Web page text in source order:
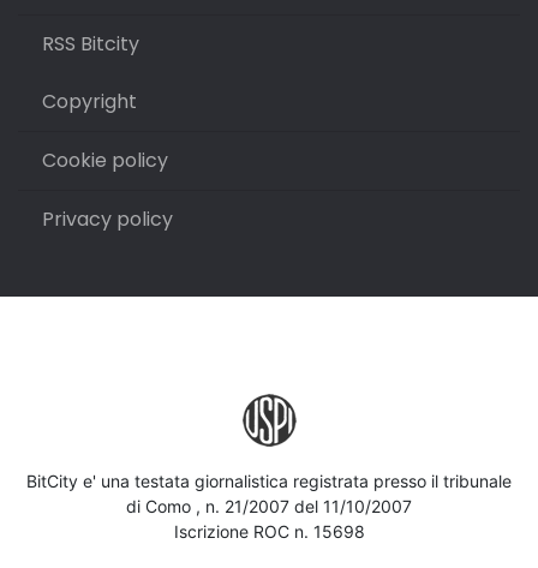
RSS Bitcity
Copyright
Cookie policy
Privacy policy
BitCity e' una testata giornalistica registrata presso il tribunale
di Como , n. 21/2007 del 11/10/2007
Iscrizione ROC n. 15698